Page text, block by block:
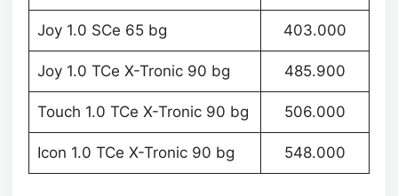
Joy 1.0 SCe 65 bg 403.000
Joy 1.0 TCe X-Tronic 90 bg 485.900
Touch 1.0 TCe X-Tronic 90 bg 506.000
Icon 1.0 TCe X-Tronic 90 bg 548.000